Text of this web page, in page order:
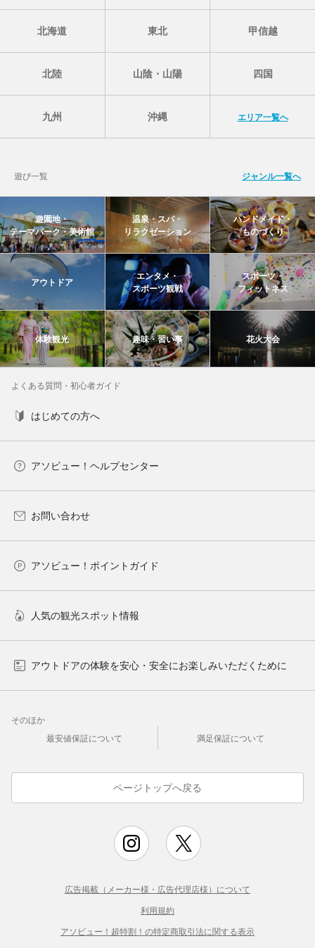
北海道 東北 甲信越
北陸 山陰・山陽 四国
九州 沖縄 エリア一覧へ
遊び一覧 ジャンル一覧へ
遊園地・
テーマパーク・美術館
温泉・スパ・
リラクゼーション
ハンドメイド・
ものづくり
アウトドア
エンタメ・
スポーツ観戦
スポーツ・
フィットネス
体験観光 趣味・習い事 花火大会
よくある質問・初心者ガイド
はじめての方へ
アソビュー！ヘルプセンター
お問い合わせ
アソビュー！ポイントガイド
人気の観光スポット情報
アウトドアの体験を安心・安全にお楽しみいただくために
そのほか
最安値保証について
満足保証について
ページトップへ戻る
広告掲載（メーカー様・広告代理店様）について
利用規約
アソビュー！超特割！の特定商取引法に関する表示